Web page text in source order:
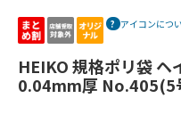
アイコンにつ
HEIKO 規格ポリ袋 ヘ
0.04mm厚 No.405(5